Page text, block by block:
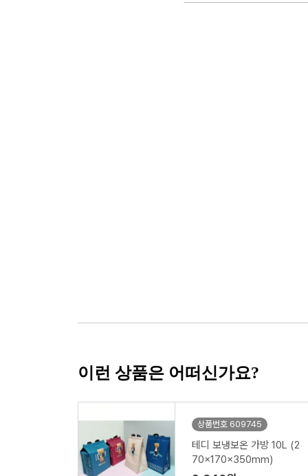
이런 상품은 어떠신가요?
상품번호 609745
테디 보냉보온 가방 10L (2
70x170x350mm)